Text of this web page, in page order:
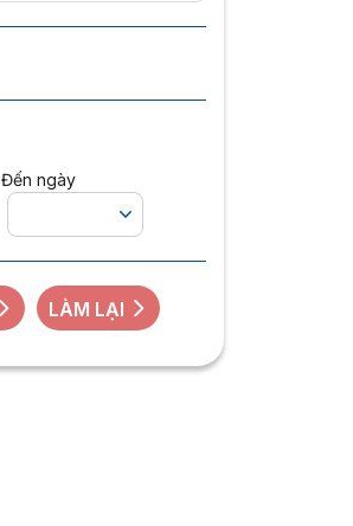
Đến ngày
LÀM LẠI